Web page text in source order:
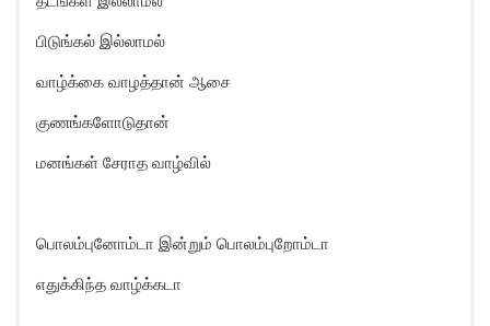
பிடுங்கல் இல்லாமல்
வாழ்க்கை வாழத்தான் ஆசை
குணங்களோடுதான்
மனங்கள் சேராத வாழ்வில்
பொலம்புனோம்டா இன்றும் பொலம்புறோம்டா
எதுக்கிந்த வாழ்க்கடா